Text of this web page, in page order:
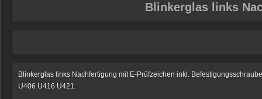
Blinkerglas links
Blinkerglas links Nachfertigung mit E-Prüfzeichen inkl.
U406 U416 U421.